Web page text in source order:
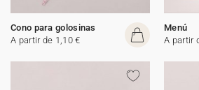
Cono para golosinas
A partir de 1,10 €
Menú
A partir